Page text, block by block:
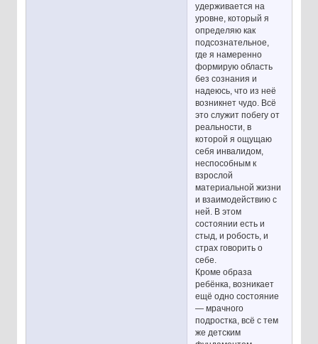
удерживается на
уровне, который я
определяю как
подсознательное,
где я намеренно
формирую область
без сознания и
надеюсь, что из неё
возникнет чудо. Всё
это служит побегу от
реальности, в
которой я ощущаю
себя инвалидом,
неспособным к
взрослой
материальной жизни
и взаимодействию с
ней. В этом
состоянии есть и
стыд, и робость, и
страх говорить о
себе.
Кроме образа
ребёнка, возникает
ещё одно состояние
— мрачного
подростка, всё с тем
же детским